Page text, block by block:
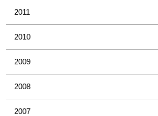
2011
2010
2009
2008
2007